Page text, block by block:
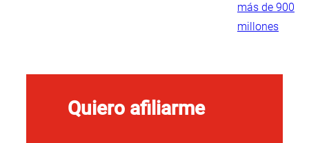
más de 900
millones
Quiero afiliarme